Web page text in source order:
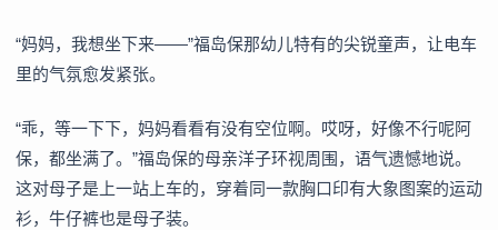
“妈妈，我想坐下来——”福岛保那幼儿特有的尖锐童声，让电车
里的气氛愈发紧张。
“乖，等一下下，妈妈看看有没有空位啊。哎呀，好像不行呢阿
保，都坐满了。”福岛保的母亲洋子环视周围，语气遗憾地说。
这对母子是上一站上车的，穿着同一款胸口印有大象图案的运动
衫，牛仔裤也是母子装。